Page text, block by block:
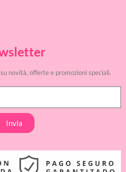
novità, offerte e promozioni speciali.
Invia